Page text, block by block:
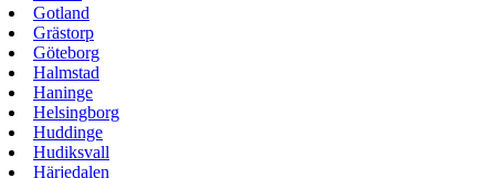
Gotland
Grästorp
Göteborg
Halmstad
Haninge
Helsingborg
Huddinge
Hudiksvall
Härjedalen